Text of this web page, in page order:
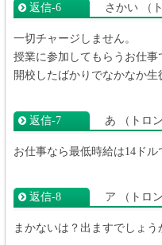
返信‐6 さかい （
一切チャージしません。
授業に参加してもらうお仕事
開校したばかりでなかなか生
返信‐7 あ （トロ
お仕事なら最低時給は14ドル
返信‐8 ア （トロ
まかないは？出ますでしょう